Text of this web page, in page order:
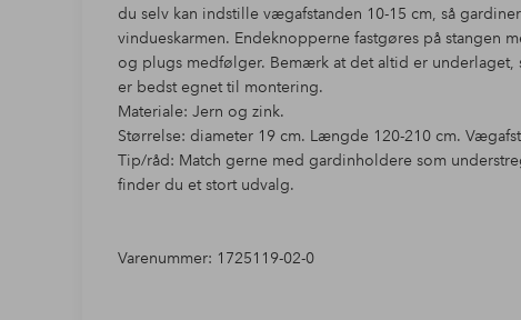
du selv kan indstille vægafstanden 10-15 cm, så
vindueskarmen. Endeknopperne fastgøres på stangen
og plugs medfølger. Bemærk at det altid er
er bedst egnet til montering.
Materiale: Jern og zink.
Størrelse: diameter 19 cm. Længde 120-210 cm.
Tip/råd: Match gerne med gardinholdere som
finder du et stort udvalg.
Varenummer: 1725119-02-0